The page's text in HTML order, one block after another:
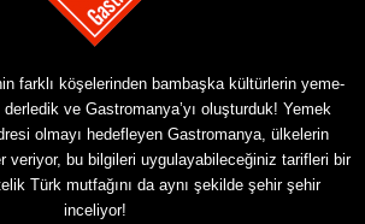
farklı köşelerinden bambaşka kültürlerin yeme-
derledik ve Gastromanya’yı oluşturduk! Yemek
olmayı hedefleyen Gastromanya, ülkelerin
veriyor, bu bilgileri uygulayabileceğiniz tarifleri bir
Türk mutfağını da aynı şekilde şehir şehir
inceliyor!